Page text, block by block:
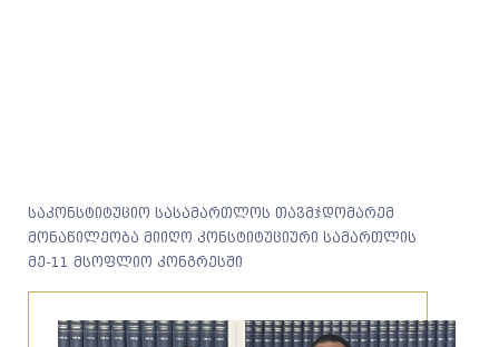
საკონსტიტუციო სასამართლოს თავმჯდომარემ
მონაწილეობა მიიღო კონსტიტუციური სამართლის
მე-11 მსოფლიო კონგრესში